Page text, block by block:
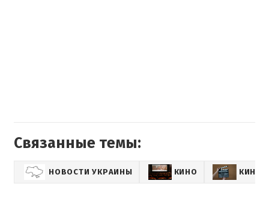
Связанные темы:
НОВОСТИ УКРАИНЫ КИНО